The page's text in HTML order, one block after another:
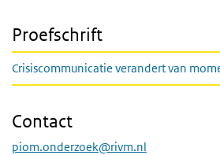
Proefschrift
Crisiscommunicatie verandert van
Contact
piom.onderzoek@rivm.nl